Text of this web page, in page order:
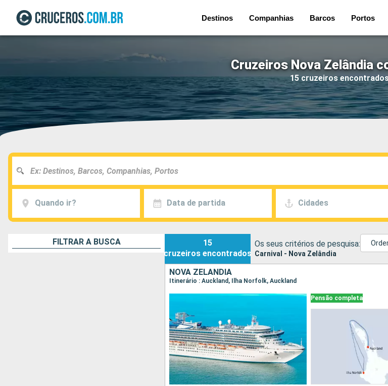
Destinos Companhias Barcos Portos
Cruzeiros Nova Zelândia
15 cruzeiros
Quando ir? Data de partida Cidades
FILTRAR A BUSCA
15
cruzeiros encontrados
Os seus critérios de pesquisa:
Carnival - Nova Zelândia
NOVA ZELÂNDIA
Itinerário : Auckland, Ilha Norfolk, Auckland
Pensão completa